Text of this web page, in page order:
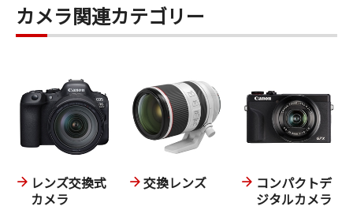
カメラ関連カテゴリー
レンズ交換式
カメラ
交換レンズ
コンパクトデ
ジタルカメラ